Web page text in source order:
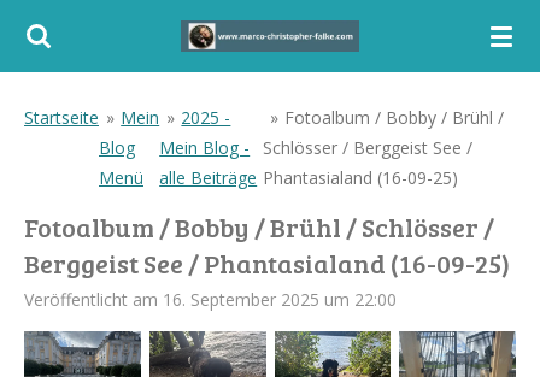
Zum
Startseite » Mein
Blog
Menü
» 2025 -
Mein Blog -
alle Beiträge
» Fotoalbum / Bobby / Brühl /
Schlösser / Berggeist See /
Phantasialand (16-09-25)
Fotoalbum / Bobby / Brühl / Schlösser /
Berggeist See / Phantasialand (16-09-25)
Veröffentlicht am 16. September 2025 um 22:00